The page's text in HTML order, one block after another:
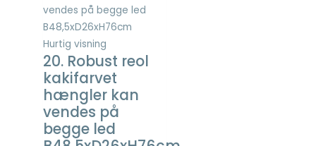
kr. 1.000,00.kr. 500,00.
Hurtig visning
20. Robust reol
kakifarvet
hængler kan
vendes på
begge led
indsamle og
rapportere
oplysninger
anonymt.
Oplevelse
For at vores
hjemmeside
skal fungere